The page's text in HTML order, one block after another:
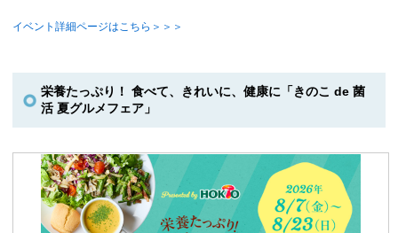
イベント詳細ページはこちら＞＞＞
栄養たっぷり！ 食べて、きれいに、健康に「きのこ de 菌
活 夏グルメフェア」